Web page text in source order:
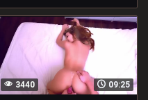
09:25
3440